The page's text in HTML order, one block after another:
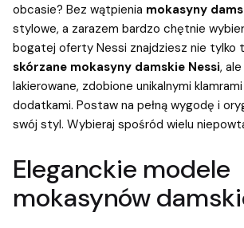
obcasie? Bez wątpienia mokasyny
stylowe, a zarazem bardzo chętnie
bogatej oferty Nessi znajdziesz nie tylko
skórzane mokasyny damskie Nessi,
lakierowane, zdobione unikalnymi
dodatkami. Postaw na pełną wygodę i
swój styl. Wybieraj spośród wielu
Eleganckie modele
mokasynów